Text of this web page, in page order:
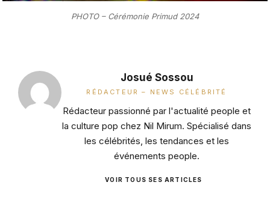
PHOTO – Cérémonie Primud 2024
Josué Sossou
RÉDACTEUR – NEWS CÉLÉBRITÉ
Rédacteur passionné par l'actualité people et
la culture pop chez Nil Mirum. Spécialisé dans
les célébrités, les tendances et les
événements people.
VOIR TOUS SES ARTICLES